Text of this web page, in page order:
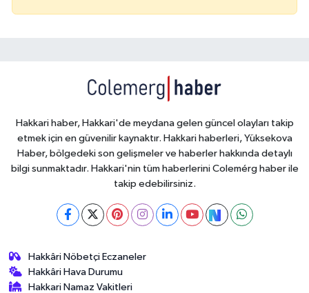
Hakkari haber, Hakkari'de meydana gelen güncel olayları takip
etmek için en güvenilir kaynaktır. Hakkari haberleri, Yüksekova
Haber, bölgedeki son gelişmeler ve haberler hakkında detaylı
bilgi sunmaktadır. Hakkari'nin tüm haberlerini Colemérg haber ile
takip edebilirsiniz.
Hakkâri Nöbetçi Eczaneler
Hakkâri Hava Durumu
Hakkari Namaz Vakitleri